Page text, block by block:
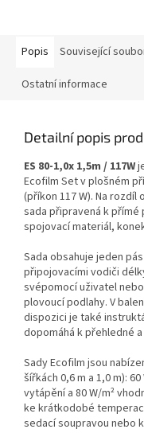
Popis Související
Ostatní informace
Detailní popis
ES 80-1,0x 1,5m / 117W
Ecofilm Set v plošném
(příkon 117 W). Na
sada připravená k
spojovací materiál,
Sada obsahuje jeden
připojovacími vodiči
svépomocí uživatel
plovoucí podlahy. V
dispozici je také
dopomáhá k přehledné
Sady Ecofilm jsou
šířkách 0,6 m a 1,0 m):
vytápění a 80 W/m²
ke krátkodobé
sedací soupravou nebo